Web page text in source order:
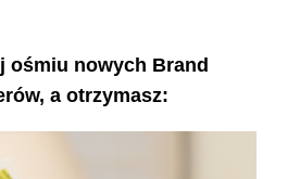
ośmiu nowych Brand
a otrzymasz: